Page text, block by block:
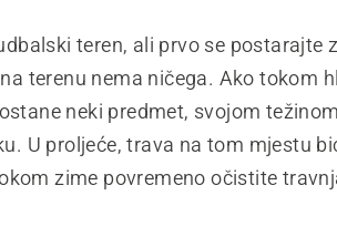
teren, ali prvo se postarajte
terenu nema ničega. Ako tokom
neki predmet, svojom
U proljeće, trava na tom mjestu
zime povremeno očistite